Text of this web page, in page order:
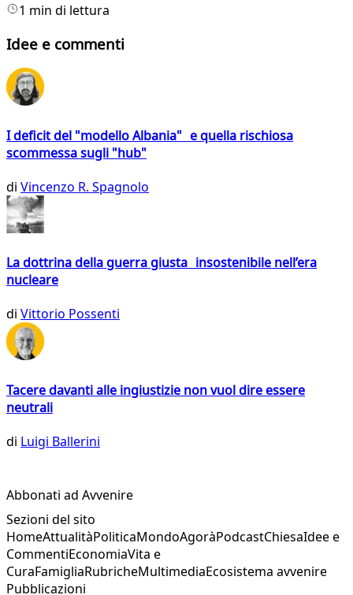
1 min di lettura
Idee e commenti
I deficit del "modello Albania" e quella rischiosa
scommessa sugli "hub"
di Vincenzo R. Spagnolo
La dottrina della guerra giusta insostenibile nell’era
nucleare
di Vittorio Possenti
Tacere davanti alle ingiustizie non vuol dire essere
neutrali
di Luigi Ballerini
Abbonati ad Avvenire
Sezioni del sito
HomeAttualitàPoliticaMondoAgoràPodcastChiesaIdee e
CommentiEconomiaVita e
CuraFamigliaRubricheMultimediaEcosistema avvenire
Pubblicazioni